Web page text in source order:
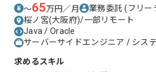
〜65万円／月 業務委託(フリー
桜ノ宮(大阪府)/一部リモート
Java / Oracle
サーバーサイドエンジニア / シス
求めるスキル